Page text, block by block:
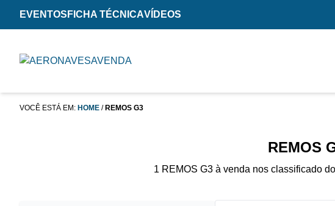
EVENTOS FICHA TÉCNICAVÍDEOS
VOCÊ ESTÁ EM: HOME / REMOS G3
REMOS
1 REMOS G3 à venda nos classificado